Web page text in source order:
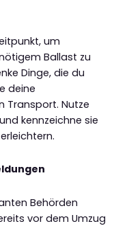
um
Ballast zu
Dinge, die du
deine
Transport. Nutze
kennzeichne sie
Behörden
vor dem Umzug